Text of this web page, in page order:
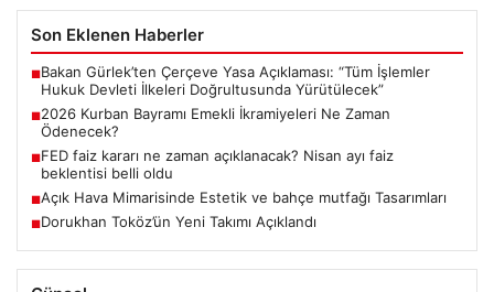
Son Eklenen Haberler
■Bakan Gürlek’ten Çerçeve Yasa Açıklaması: “Tüm İşlemler
Hukuk Devleti İlkeleri Doğrultusunda Yürütülecek”
■2026 Kurban Bayramı Emekli İkramiyeleri Ne Zaman
Ödenecek?
■FED faiz kararı ne zaman açıklanacak? Nisan ayı faiz
beklentisi belli oldu
■Açık Hava Mimarisinde Estetik ve bahçe mutfağı Tasarımları
■Dorukhan Toköz’ün Yeni Takımı Açıklandı